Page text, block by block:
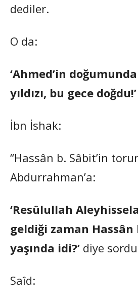
dediler.
O da:
‘Ahmed’in
yıldızı, bu gece doğdu!’
İbn İshak:
“Hassân b. Sâbit’in
Abdurrahman’a:
‘Resûlullah
geldiği zaman Hassân
yaşında idi?’ diye
Saîd: